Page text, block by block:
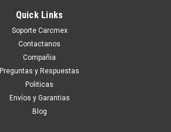
T Pcie 3.0 Full Height Profile/
Bracket Alto Perfil Dell
4V7G2, Grt97, 540-Bcse,
Hwwn0
Este producto se encuentra en
como " En stock ". De otra Manera
un tiempo de Entrega de 7, 9, 12, etc.
Quick Links
Soporte Carcmex
Contactanos
Compañia
Preguntas y Respuestas
Politicas
Envíos y Garantias
Blog